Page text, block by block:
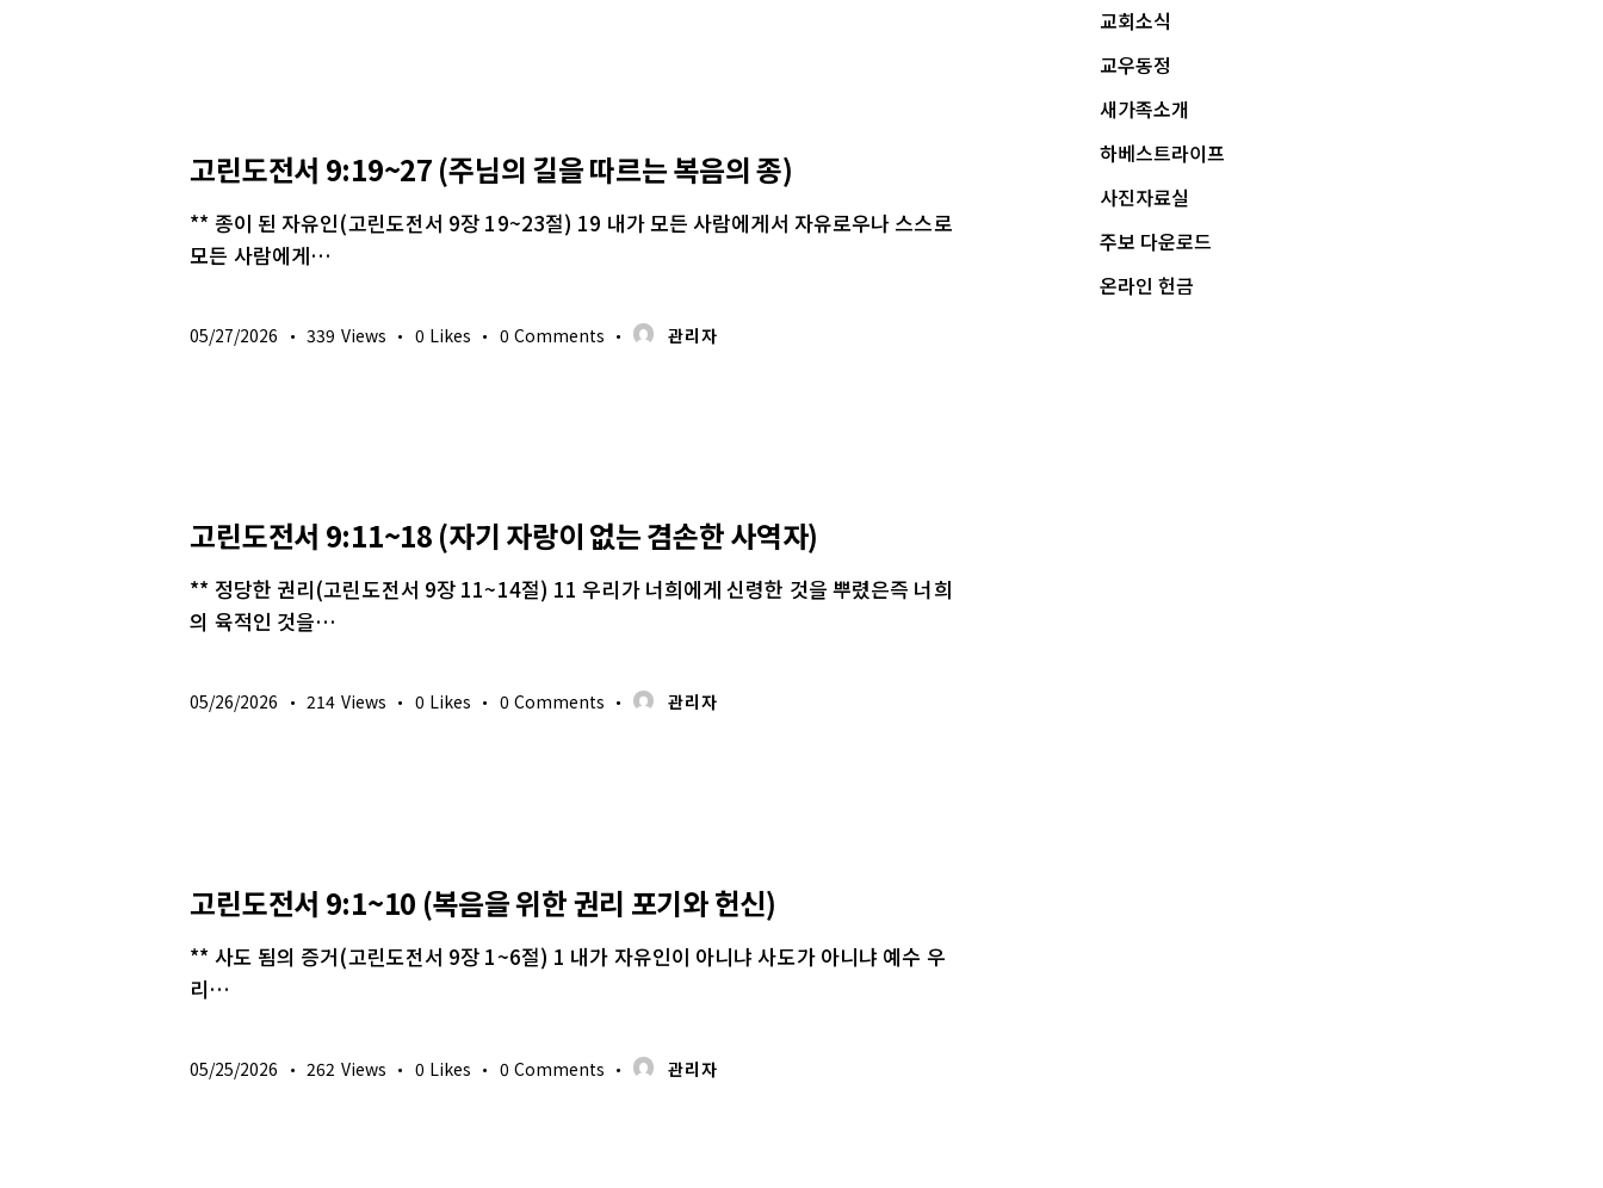
고린도전서 9:19~27 (주님의 길을 따르는 복음의 종)
** 종이 된 자유인(고린도전서 9장 19~23절) 19 내가 모든 사람에게서 자유로우나 스스로
모든 사람에게…
05/27/2026 339 Views 0 Likes 0 Comments 관리자
고린도전서 9:11~18 (자기 자랑이 없는 겸손한 사역자)
** 정당한 권리(고린도전서 9장 11~14절) 11 우리가 너희에게 신령한 것을 뿌렸은즉 너희
의 육적인 것을…
05/26/2026 214 Views 0 Likes 0 Comments 관리자
고린도전서 9:1~10 (복음을 위한 권리 포기와 헌신)
** 사도 됨의 증거(고린도전서 9장 1~6절) 1 내가 자유인이 아니냐 사도가 아니냐 예수 우
리…
05/25/2026 262 Views 0 Likes 0 Comments 관리자
교회소식
교우동정
새가족소개
하베스트라이프
사진자료실
주보 다운로드
온라인 헌금